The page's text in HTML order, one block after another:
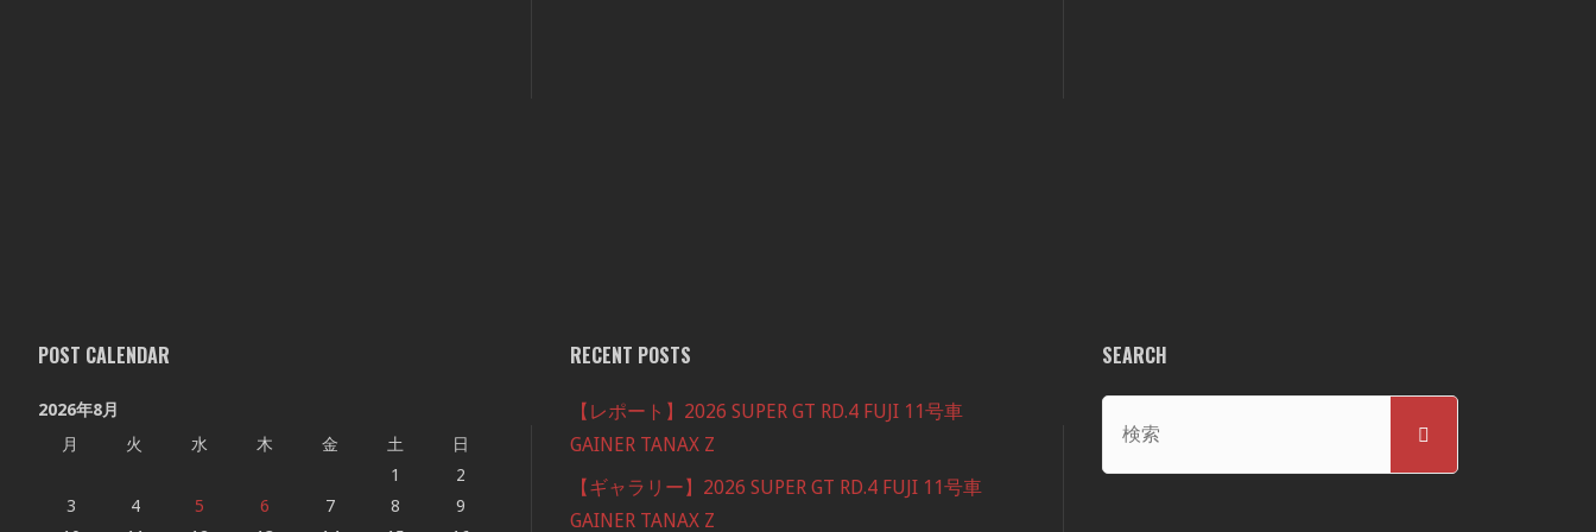
POST CALENDAR
2026年8月
月
火 水 木 金 土
日
1
2
3
4 5 6 7 8
9
RECENT POSTS
【レポート】2026 SUPER GT RD.4 FUJI 11号車
GAINER TANAX Z
【ギャラリー】2026 SUPER GT RD.4 FUJI 11号車
GAINER TANAX Z
SEARCH
対
検